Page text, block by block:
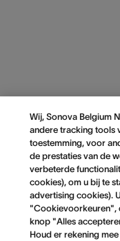
Wij, Sonova Belgium
andere tracking tools
toestemming, voor
de prestaties van de
verbeterde
cookies), om u bij te
advertising cookies).
"Cookievoorkeuren",
knop "Alles
Houd er rekening